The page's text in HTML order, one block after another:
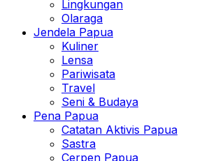
Lingkungan
Olaraga
Jendela Papua
Kuliner
Lensa
Pariwisata
Travel
Seni & Budaya
Pena Papua
Catatan Aktivis Papua
Sastra
Cerpen Papua